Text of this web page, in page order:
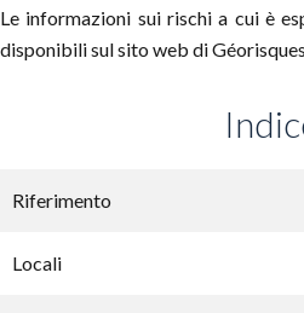
Le informazioni sui rischi a cui è
disponibili sul sito web di
Riferimento
Locali